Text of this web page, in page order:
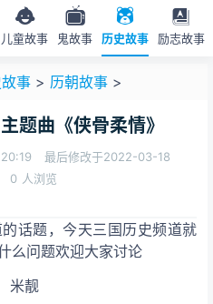
儿童故事 鬼故事 历史故事 励志故事
事 > 历朝故事 >
题曲《侠骨柔情》
最后修改于2022-03-18
0 人浏览
话题，今天三国历史频道就
么问题欢迎大家讨论
靓